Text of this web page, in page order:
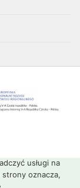
usługi na
oznacza,